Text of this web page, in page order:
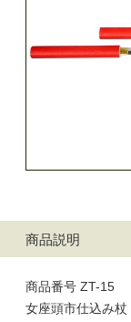
商品説明
商品番号 ZT-15
女座頭市仕込み